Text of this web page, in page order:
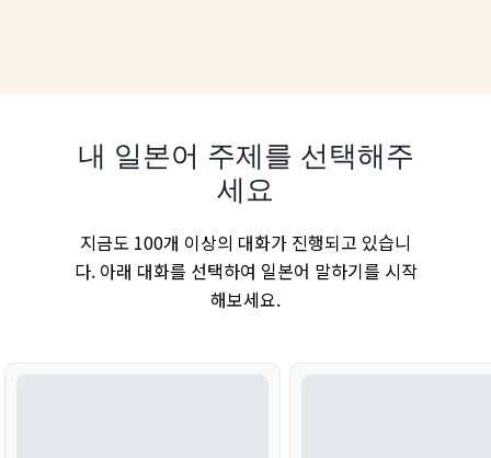
내 일본어 주제를 선택해주
세요
지금도 100개 이상의 대화가 진행되고 있습니
다. 아래 대화를 선택하여 일본어 말하기를 시작
해보세요.